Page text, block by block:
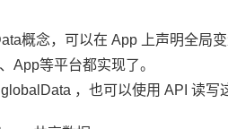
概念，可以在 App 上声明全局
App等平台都实现了。
，也可以使用 API 读写